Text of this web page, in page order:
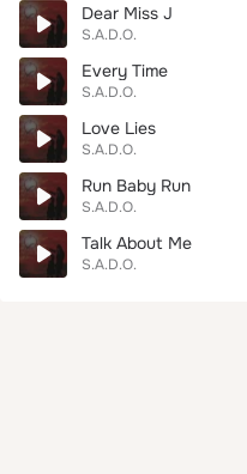
Dear Miss J
S.A.D.O.
Every Time
S.A.D.O.
Love Lies
S.A.D.O.
Run Baby Run
S.A.D.O.
Talk About Me
S.A.D.O.